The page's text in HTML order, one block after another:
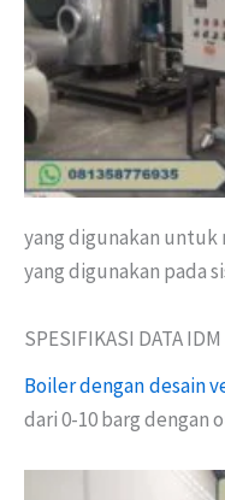
yang digunakan untuk
yang digunakan pada
SPESIFIKASI DATA IDM
Boiler dengan desain
dari 0-10 barg dengan